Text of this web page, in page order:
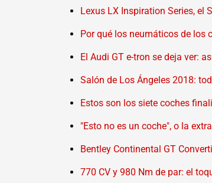
Lexus LX Inspiration Series, el
Por qué los neumáticos de los
El Audi GT e-tron se deja ver:
Salón de Los Ángeles 2018:
Estos son los siete coches
"Esto no es un coche", o la
Bentley Continental GT
770 CV y 980 Nm de par: el